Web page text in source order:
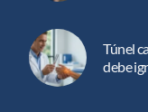
Túnel
debe